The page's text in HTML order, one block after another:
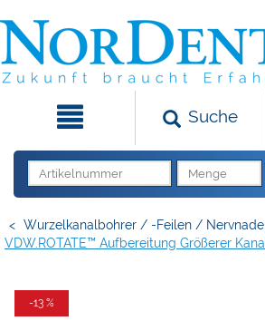
Suche
< Wurzelkanalbohrer / -Feilen /
VDW.ROTATE™ Aufbereitung Größerer
-13 %